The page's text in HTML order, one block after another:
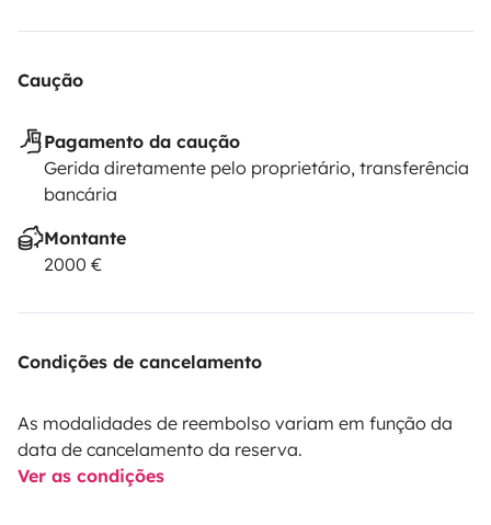
Caução
Pagamento da caução
Gerida diretamente pelo proprietário, transferência
bancária
Montante
2000 €
Condições de cancelamento
As modalidades de reembolso variam em função da
data de cancelamento da reserva.
Ver as condições